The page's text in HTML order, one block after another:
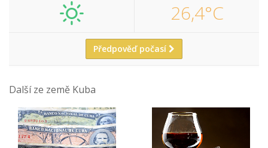
26,4°C
Předpověď počasí
Další ze země Kuba